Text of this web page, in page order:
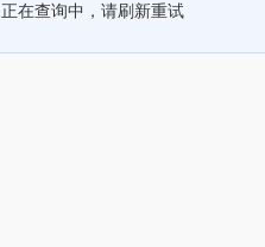
正在查询中，请刷新重试